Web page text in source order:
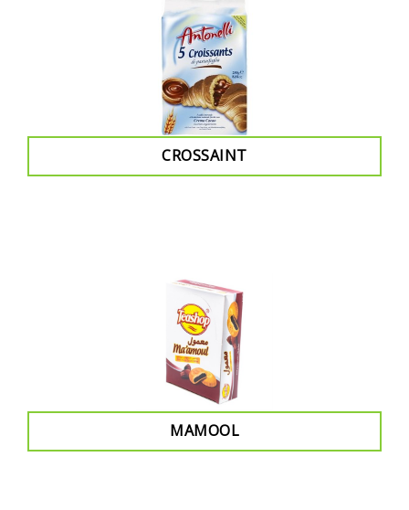
CROSSAINT
MAMOOL